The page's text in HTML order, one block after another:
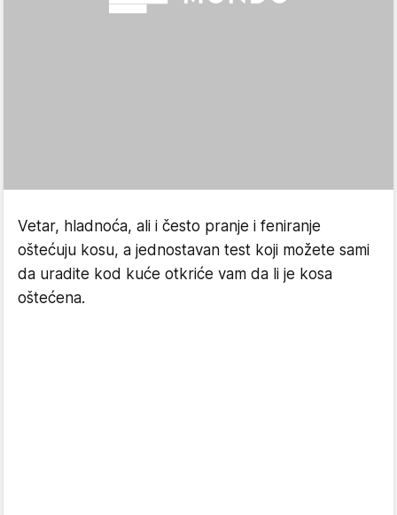
Vetar, hladnoća, ali i često pranje i feniranje
oštećuju kosu, a jednostavan test koji možete sami
da uradite kod kuće otkriće vam da li je kosa
oštećena.